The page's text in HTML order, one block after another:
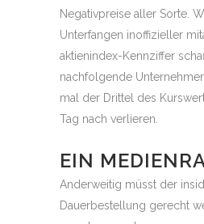
Negativpreise aller Sorte.
Unterfangen inoffizieller
aktienindex-Kennziffer
nachfolgende
mal der Drittel des
Tag nach verlieren.
EIN
Anderweitig müsst der
Dauerbestellung gerecht